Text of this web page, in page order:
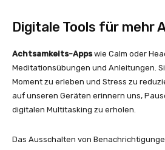
Digitale Tools für mehr
Achtsamkeits-Appswie Calm oder
Meditationsübungen und Anleitungen.
Moment zu erleben und Stress zu
auf unseren Geräten erinnern uns,
digitalen Multitasking zu erholen.
Das Ausschalten von